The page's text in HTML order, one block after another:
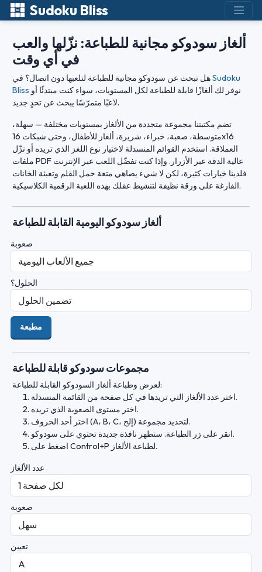
Sudoku Bliss
ألغاز سودوكو مجانية للطباعة: نزّلها والعب
في أي وقت
Sudoku
Bliss
لاعبًا متمرّسًا يبحث عن تحدٍ جديد.
تضم مكتبتنا مجموعة متجددة من الألغاز بمستويات مختلفة — سهلة،
متوسطة، صعبة، خبراء، شريرة، ألغاز للأطفال، وحتى شبكات 16x16
العملاقة. استخدم القوائم المنسدلة لاختيار نوع اللغز الذي تريده أو نزّل
ملفات PDF عالية الدقة عبر الأزرار. وإذا كنت تفضّل اللعب عبر الإنترنت
فلدينا خيارات كثيرة، لكن لا شيء يضاهي متعة حمل القلم وتعبئة الخانات
الفارغة على ورقة نظيفة لتنشيط عقلك بهذه اللعبة الرقمية الكلاسيكية.
ألغاز سودوكو اليومية القابلة للطباعة
صعوبة
الحلول؟
مطبعة
مجموعات سودوكو قابلة للطباعة
لعرض وطباعة ألغاز السودوكو القابلة للطباعة:
اختر عدد الألغاز التي تريدها في كل صفحة من القائمة المنسدلة.
اختر مستوى الصعوبة الذي تريده.
اختر أحد الحروف (A، B، C، إلخ) لتحديد مجموعة.
انقر على زر الطباعة. ستظهر نافذة جديدة تحتوي على سودوكو.
اضغط على Control+P لطباعة الألغاز.
عدد الألغاز
صعوبة
تعيين